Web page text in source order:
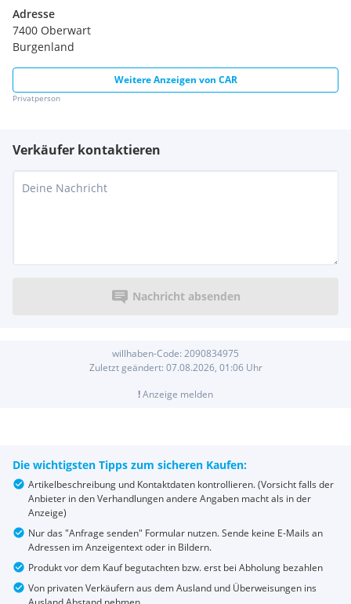
Adresse
7400 Oberwart
Burgenland
Weitere Anzeigen von CAR
Privatperson
Verkäufer kontaktieren
Nachricht absenden
willhaben-Code: 2090834975
Zuletzt geändert: 07.08.2026, 01:06Uhr
!Anzeige melden
Die wichtigsten Tipps zum sicheren Kaufen:
Artikelbeschreibung und Kontaktdaten kontrollieren. (Vorsicht falls der
Anbieter in den Verhandlungen andere Angaben macht als in der
Anzeige)
Nur das "Anfrage senden" Formular nutzen. Sende keine E-Mails an
Adressen im Anzeigentext oder in Bildern.
Produkt vor dem Kauf begutachten bzw. erst bei Abholung bezahlen
Von privaten Verkäufern aus dem Ausland und Überweisungen ins